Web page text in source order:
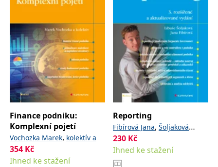
Finance podniku:
Komplexní pojetí
Vochozka Marek, kolektív a
354 Kč
Ihned ke stažení
Reporting
Fibírová Jana, Šoljaková
Libuše
230 Kč
Ihned ke stažení